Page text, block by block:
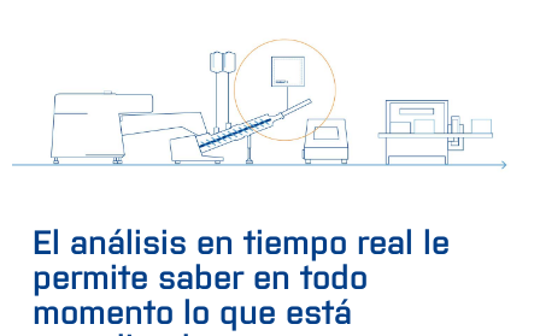
El análisis en tiempo real le
permite saber en todo
momento lo que está